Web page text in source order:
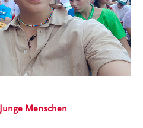
Junge Menschen